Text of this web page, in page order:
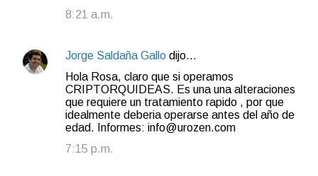
8:21 a.m.
Jorge Saldaña Gallo dijo…
Hola Rosa, claro que si operamos
CRIPTORQUIDEAS. Es una una alteraciones
que requiere un tratamiento rapido , por que
idealmente deberia operarse antes del año de
edad. Informes: info@urozen.com
7:15 p.m.